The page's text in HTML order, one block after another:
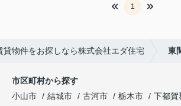
1
貸物件をお探しなら株式会社エダ住宅 東
市区町村から探す
小山市
結城市 古河市 栃木市
下都賀